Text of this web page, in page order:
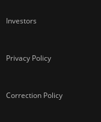
Investors
Privacy Policy
Correction Policy